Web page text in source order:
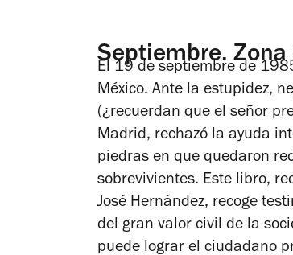
Septiembre.
El 19 de septiembre de
México. Ante la estupidez,
(¿recuerdan que el señor
Madrid, rechazó la ayuda
piedras en que quedaron
sobrevivientes. Este libro,
José Hernández, recoge
del gran valor civil de la
puede lograr el ciudadano